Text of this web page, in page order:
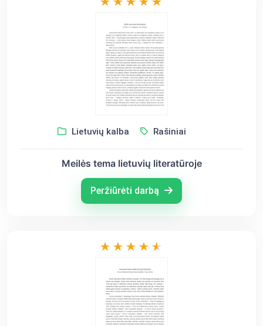
Lietuvių kalba Rašiniai
Meilės tema lietuvių literatūroje
Peržiūrėti darbą